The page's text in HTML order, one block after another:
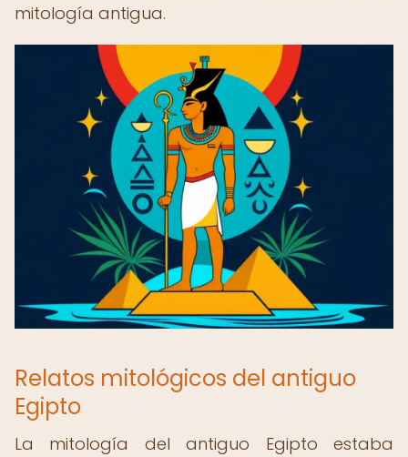
mitología antigua.
Relatos mitológicos del antiguo
Egipto
La mitología del antiguo Egipto estaba